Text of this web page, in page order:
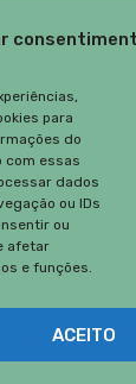
para
do
com essas
dados
ou IDs
ou
afetar
e funções.
ACEITO